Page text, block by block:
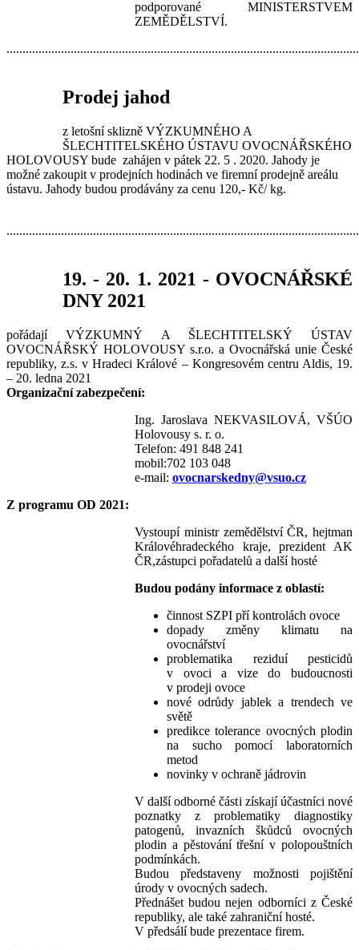
podporované MINISTERSTVEM
ZEMĚDĚLSTVÍ.
Prodej jahod
z letošní sklizně VÝZKUMNÉHO A
ŠLECHTITELSKÉHO ÚSTAVU OVOCNÁŘSKÉHO
HOLOVOUSY bude zahájen v pátek 22. 5 . 2020. Jahody je
možné zakoupit v prodejních hodinách ve firemní prodejně areálu
ústavu. Jahody budou prodávány za cenu 120,- Kč/ kg.
19. - 20. 1. 2021 - OVOCNÁŘSKÉ
DNY 2021
pořádají VÝZKUMNÝ A ŠLECHTITELSKÝ ÚSTAV
OVOCNÁŘSKÝ HOLOVOUSY s.r.o. a Ovocnářská unie České
republiky, z.s. v Hradeci Králové – Kongresovém centru Aldis, 19.
– 20. ledna 2021
Organizační zabezpečení:
Ing. Jaroslava NEKVASILOVÁ, VŠÚO
Holovousy s. r. o.
Telefon: 491 848 241
mobil:702 103 048
e-mail: ovocnarskedny@vsuo.cz
Z programu OD 2021:
Vystoupí ministr zemědělství ČR, hejtman
Královéhradeckého kraje, prezident AK
ČR,zástupci pořadatelů a další hosté
Budou podány informace z oblastí:
činnost SZPI pří kontrolách ovoce
dopady změny klimatu na
ovocnářství
problematika reziduí pesticidů
v ovoci a vize do budoucnosti
v prodeji ovoce
nové odrůdy jablek a trendech ve
světě
predikce tolerance ovocných plodin
na sucho pomocí laboratorních
metod
novinky v ochraně jádrovin
V další odborné části získají účastníci nové
poznatky z problematiky diagnostiky
patogenů, invazních škůdců ovocných
plodin a pěstování třešní v polopouštních
podmínkách.
Budou představeny možnosti pojištění
úrody v ovocných sadech.
Přednášet budou nejen odborníci z České
republiky, ale také zahraniční hosté.
V předsálí bude prezentace firem.